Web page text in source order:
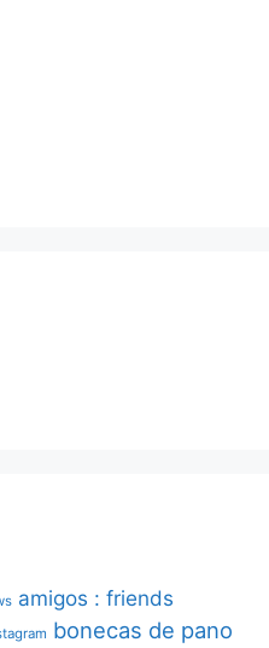
amigos : friends
bonecas de pano